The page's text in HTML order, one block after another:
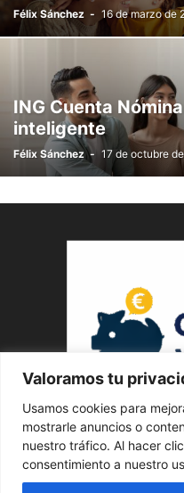
Valoramos tu
Usamos cookies para
mostrarle anuncios o
nuestro tráfico. Al hacer
consentimiento a nuestro
Félix Sánchez - 16 de marzo de
ING Cuenta
inteligente
Félix Sánchez - 17 de octubre